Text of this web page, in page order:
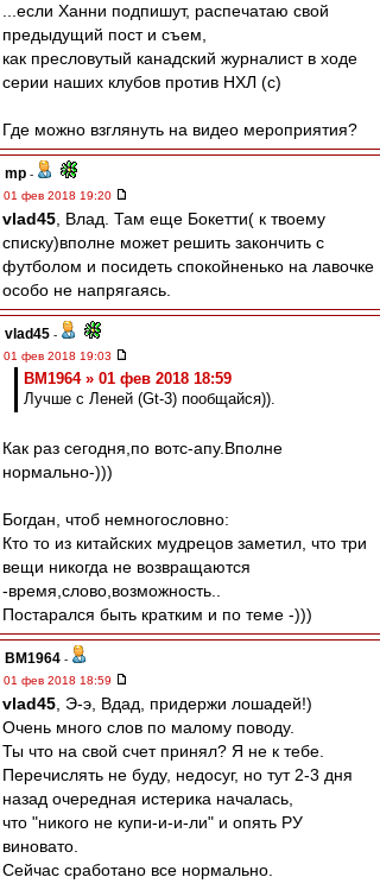
...если Ханни подпишут, распечатаю свой
предыдущий пост и съем,
как пресловутый канадский журналист в ходе
серии наших клубов против НХЛ (с)
Где можно взглянуть на видео мероприятия?
mp -
01 фев 2018 19:20
vlad45 , Влад. Там еще Бокетти( к твоему
списку)вполне может решить закончить с
футболом и посидеть спокойненько на лавочке
особо не напрягаясь.
vlad45 -
01 фев 2018 19:03
BM1964 » 01 фев 2018 18:59
Лучше с Леней (Gt-3) пообщайся)).
Как раз сегодня,по вотс-апу.Вполне
нормально-)))
Богдан, чтоб немногословно:
Кто то из китайских мудрецов заметил, что три
вещи никогда не возвращаются
-время,слово,возможность..
Постарался быть кратким и по теме -)))
BM1964 -
01 фев 2018 18:59
vlad45 , Э-э, Вдад, придержи лошадей!)
Очень много слов по малому поводу.
Ты что на свой счет принял? Я не к тебе.
Перечислять не буду, недосуг, но тут 2-3 дня
назад очередная истерика началась,
что "никого не купи-и-и-ли" и опять РУ
виновато.
Сейчас сработано все нормально.